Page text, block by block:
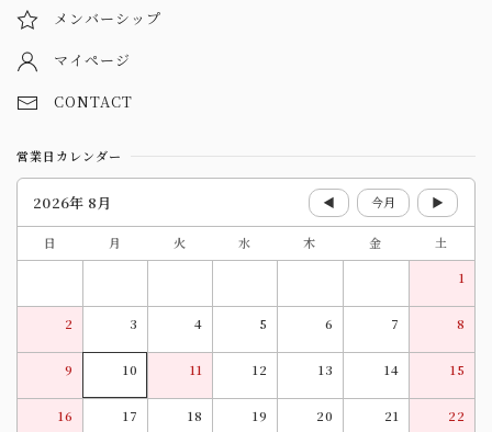
メンバーシップ
マイページ
CONTACT
営業日カレンダー
2026年 8月 ◀ 今月 ▶
日 月 火 水 木 金
土
1
2 3 4 5 6 7 8
9 10 11 12 13 14 15
16 17 18 19 20 21 22